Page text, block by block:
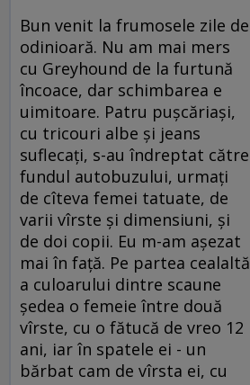
Bun venit la frumosele zile de
odinioară. Nu am mai mers
cu Greyhound de la furtună
încoace, dar schimbarea e
uimitoare. Patru puşcăriaşi,
cu tricouri albe şi jeans
suflecaţi, s-au îndreptat către
fundul autobuzului, urmaţi
de cîteva femei tatuate, de
varii vîrste şi dimensiuni, şi
de doi copii. Eu m-am aşezat
mai în faţă. Pe partea cealaltă
a culoarului dintre scaune
şedea o femeie între două
vîrste, cu o fătucă de vreo 12
ani, iar în spatele ei - un
bărbat cam de vîrsta ei, cu